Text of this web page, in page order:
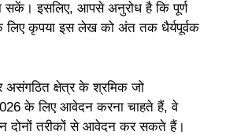
सकें। इसलिए, आपसे अनुरोध है कि पूर्ण
लिए कृपया इस लेख को अंत तक धैर्यपूर्वक
क्षेत्र के श्रमिक जो
के लिए आवेदन करना चाहते हैं, वे
तरीकों से आवेदन कर सकते हैं।